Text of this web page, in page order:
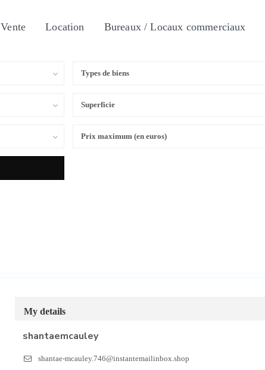
Vente Location Bureaux / Locaux commerciaux
Types de biens
My details
shantaemcauley
shantae-mcauley.746@instantemailinbox.shop